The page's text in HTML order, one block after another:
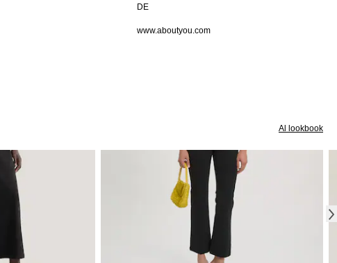
DE
www.aboutyou.com
Al lookbook